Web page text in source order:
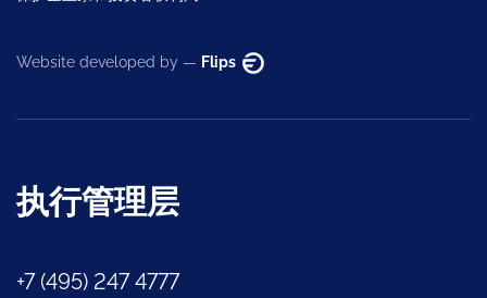
Website developed by — Flips
执行管理层
+7 (495) 247 4777